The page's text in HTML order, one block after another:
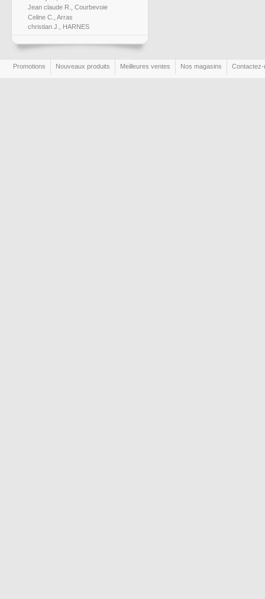
Jean claude R., Courbevoie
Celine C., Arras
christian J., HARNES
Promotions Nouveaux produits Meilleures ventes Nos magasins Contactez-